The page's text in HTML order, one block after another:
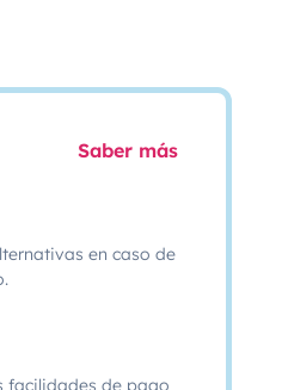
Saber más
en caso de
facilidades de pago